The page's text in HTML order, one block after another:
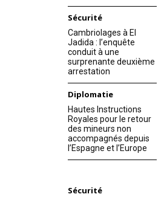
Sécurité
Cambriolages à El
Jadida : l’enquête
conduit à une
surprenante deuxième
arrestation
Diplomatie
Hautes Instructions
Royales pour le retour
des mineurs non
accompagnés depuis
l’Espagne et l’Europe
Sécurité